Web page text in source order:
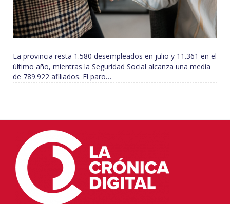
La provincia resta 1.580 desempleados en julio y 11.361 en el
último año, mientras la Seguridad Social alcanza una media
de 789.922 afiliados. El paro…